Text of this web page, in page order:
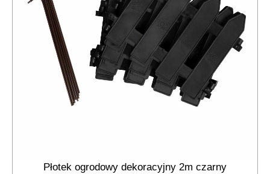
Płotek ogrodowy dekoracyjny 2m czarny